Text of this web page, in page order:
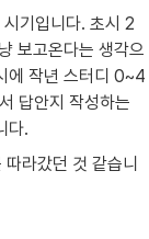
기입니다. 초시 2
보고온다는 생각으
에 작년 스터디 0~4
답안지 작성하는
다.
라갔던 것 같습니